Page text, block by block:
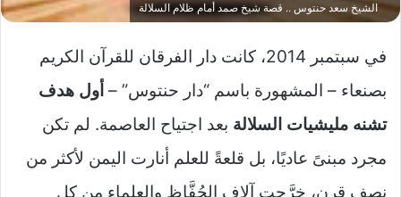
الشيخ سعد حنتوس .. قصة شيخ صمد أمام ظلام السلالة
في سبتمبر 2014، كانت دار الفرقان للقرآن الكريم
بصنعاء – المشهورة باسم “دار حنتوس” – أول هدف
تشنه مليشيات السلالة بعد اجتياح العاصمة. لم تكن
مجرد مبنىً عاديًا، بل قلعةً للعلم أنارت اليمن لأكثر من
نصف قرن، خرَّجت آلاف الحُفَّاظ والعلماء من كل